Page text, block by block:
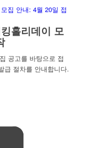
홀리데이 모
공고를 바탕으로 접
급 절차를 안내합니다.